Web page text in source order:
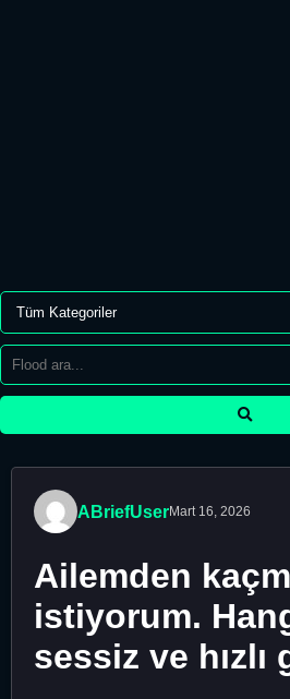
ABriefUserMart 16, 2026
Ailemden
istiyorum.
sessiz ve hızlı